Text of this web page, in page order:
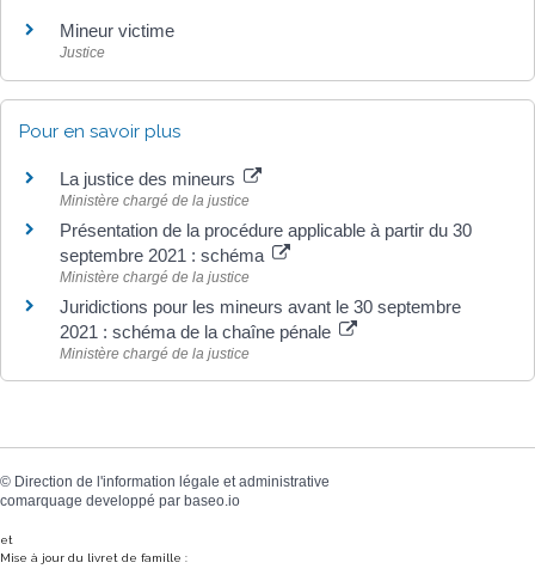
Mineur victime
Justice
Pour en savoir plus
La justice des mineurs
Ministère chargé de la justice
Présentation de la procédure applicable à partir du 30
septembre 2021 : schéma
Ministère chargé de la justice
Juridictions pour les mineurs avant le 30 septembre
2021 : schéma de la chaîne pénale
Ministère chargé de la justice
© Direction de l'information légale et administrative
comarquage developpé par baseo.io
et
Mise à jour du livret de famille :